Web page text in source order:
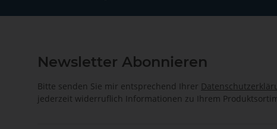
Newsletter Abonnieren
Bitte senden Sie mir entsprechend Ihrer
jederzeit widerruflich Informationen zu Ihrem